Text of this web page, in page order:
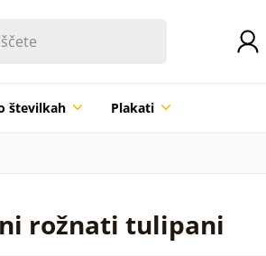
številkah Plakati
rožnati tulipani